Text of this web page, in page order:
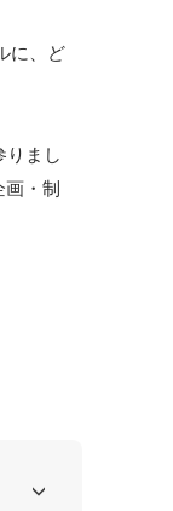
に、ど
りまし
画・制